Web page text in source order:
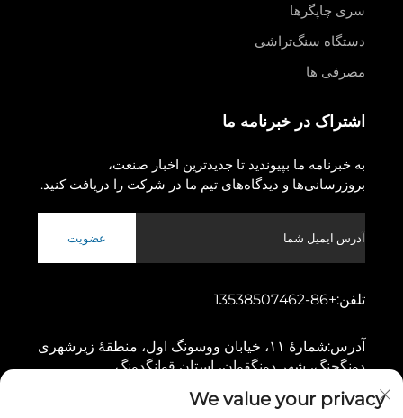
سری چاپگرها
دستگاه سنگ‌تراشی
مصرفی ها
اشتراک در خبرنامه ما
به خبرنامه ما بپیوندید تا جدیدترین اخبار صنعت،
بروزرسانی‌ها و دیدگاه‌های تیم ما در شرکت را دریافت کنید.
عضویت
تلفن:+86-13538507462
آدرس:
شمارهٔ ۱۱، خیابان ووسونگ اول، منطقهٔ زیرشهری
دونگچنگ، شهر دونگقوان، استان قوانگدونگ
We value your privacy